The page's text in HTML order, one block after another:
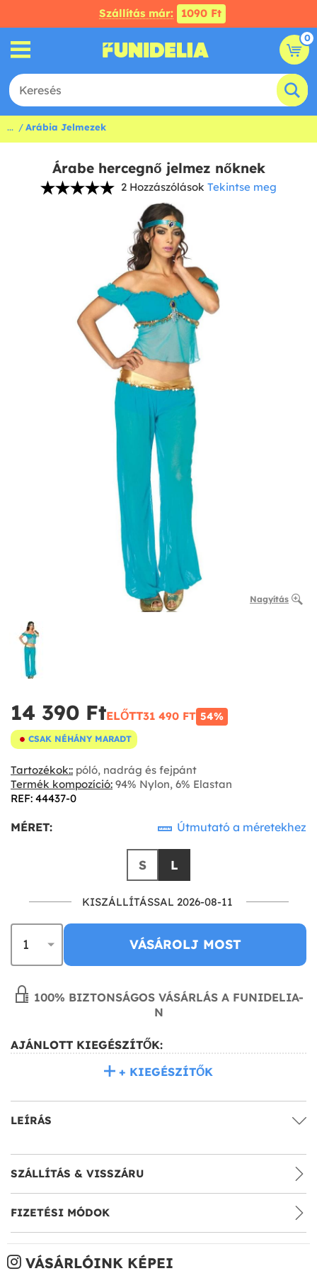
Szállítás már: 1090 Ft
0
... Arábia Jelmezek
Árabe hercegnő jelmez nőknek
2 Hozzászólások Tekintse meg
Nagyítás
14 390 Ft‎ELŐTT31 490 FT‎ 54%
CSAK NÉHÁNY MARADT
Tartozékok:: póló, nadrág és fejpánt
Termék kompozíció: 94% Nylon, 6% Elastan
REF: 44437-0
MÉRET: Útmutató a méretekhez
S L
KISZÁLLÍTÁSSAL 2026-08-11
VÁSÁROLJ MOST
100% BIZTONSÁGOS VÁSÁRLÁS A FUNIDELIA-
N
AJÁNLOTT KIEGÉSZÍTŐK:
+ KIEGÉSZÍTŐK
LEÍRÁS
SZÁLLÍTÁS & VISSZÁRU
FIZETÉSI MÓDOK
VÁSÁRLÓINK KÉPEI